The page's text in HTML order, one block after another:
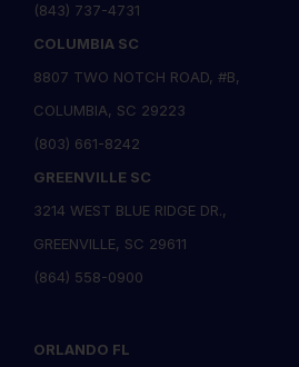
(843) 737-4731
COLUMBIA SC
8807 TWO NOTCH ROAD, #B,
COLUMBIA, SC 29223
(803) 661-8242
GREENVILLE SC
3214 WEST BLUE RIDGE DR.,
GREENVILLE, SC 29611
(864) 558-0900
ORLANDO FL